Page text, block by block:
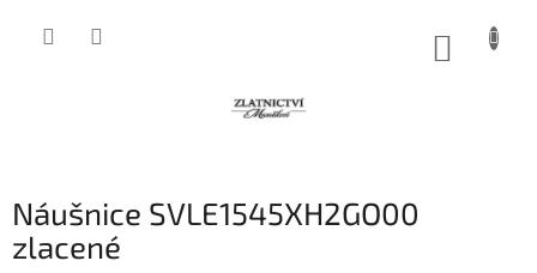
Náušnice SVLE1545XH2GO00
zlacené